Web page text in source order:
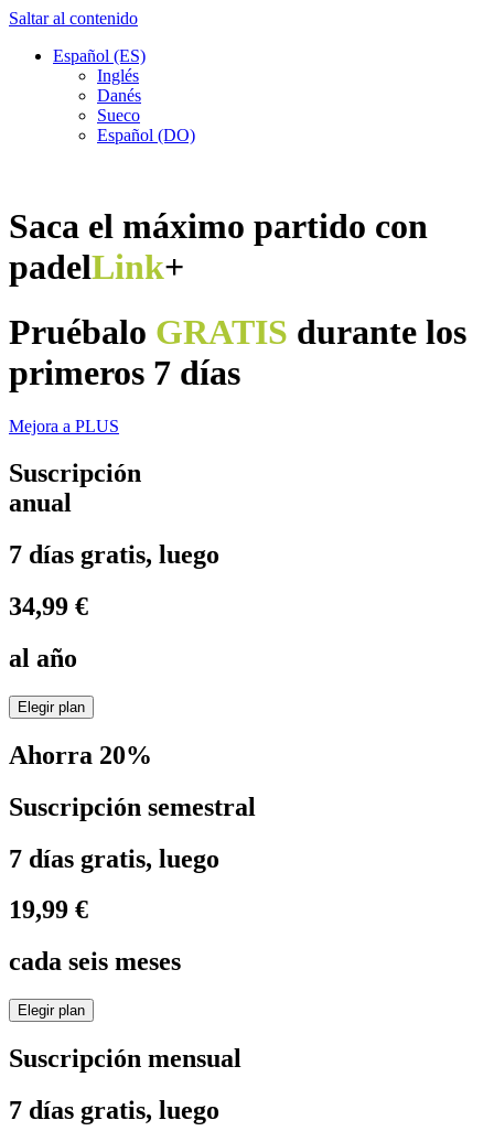
Saltar al contenido
Español (ES)
Inglés
Danés
Sueco
Español (DO)
Saca el máximo partido con
padelLink+
Pruébalo GRATIS durante los
primeros 7 días
Mejora a PLUS
Suscripción
anual
7 días gratis, luego
34,99 €
al año
Elegir plan
Ahorra 20%
Suscripción semestral
7 días gratis, luego
19,99 €
cada seis meses
Elegir plan
Suscripción mensual
7 días gratis, luego